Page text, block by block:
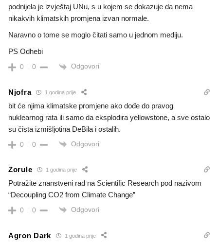
podnijela je izvještaj UNu, s u kojem se dokazuje da nema
nikakvih klimatskih promjena izvan normale.
Naravno o tome se moglo čitati samo u jednom mediju.
PS Odhebi
0 0 Odgovori
Njofra 1 godina prije
bit će njima klimatske promjene ako dođe do pravog
nuklearnog rata ili samo da eksplodira yellowstone, a sve ostalo
su čista izmišljotina DeBila i ostalih.
0 0 Odgovori
Zorule 1 godina prije
Potražite znanstveni rad na Scientific Research pod nazivom
“Decoupling CO2 from Climate Change”
0 0 Odgovori
Agron Dark 1 godina prije